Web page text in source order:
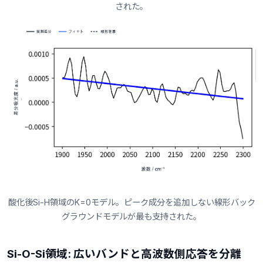
された。
酸化後Si-H領域のK=0モデル。ピーク成分を追加しない線形バック
グラウンドモデルが最も支持された。
Si-O-Si領域: 広いバンドと高波数側応答を分離